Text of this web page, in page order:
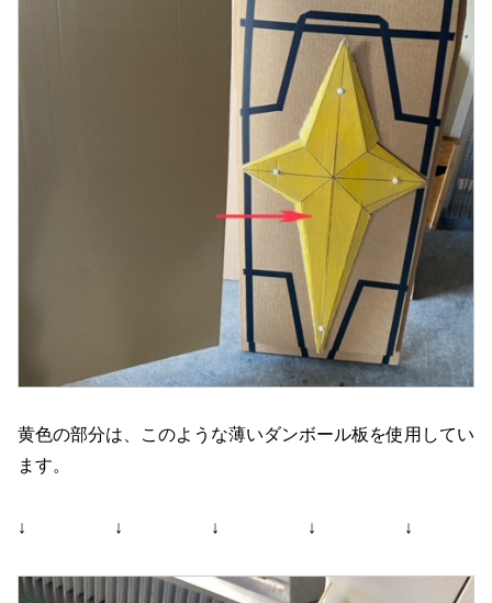
黄色の部分は、このような薄いダンボール板を使用してい
ます。
↓ ↓ ↓ ↓ ↓